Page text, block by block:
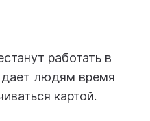
работать в
дает людям время
картой.